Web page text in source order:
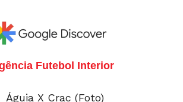
Futebol Interior